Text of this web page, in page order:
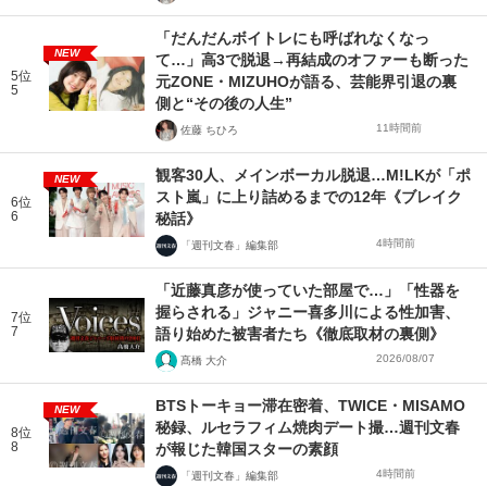
5位
5
NEW
「だんだんボイトレにも呼ばれなくなっ
て…」高3で脱退→再結成のオファーも断った
元ZONE・MIZUHOが語る、芸能界引退の裏
側と“その後の人生”
佐藤 ちひろ 11時間前
6位
6
NEW
観客30人、メインボーカル脱退…M!LKが「ポ
スト嵐」に上り詰めるまでの12年《ブレイク
秘話》
「週刊文春」編集部 4時間前
7位
7
「近藤真彦が使っていた部屋で…」「性器を
握らされる」ジャニー喜多川による性加害、
語り始めた被害者たち《徹底取材の裏側》
髙橋 大介 2026/08/07
8位
8
NEW
BTSトーキョー滞在密着、TWICE・MISAMO
秘録、ルセラフィム焼肉デート撮…週刊文春
が報じた韓国スターの素顔
「週刊文春」編集部 4時間前